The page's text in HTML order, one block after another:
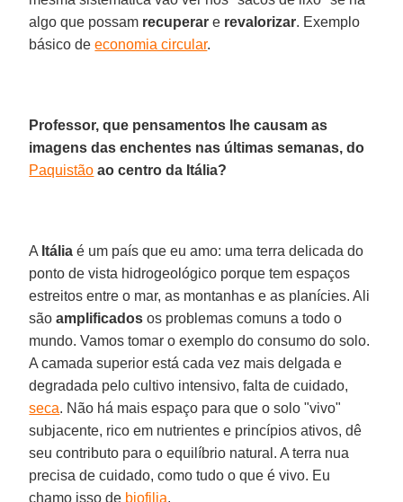
algo que possam recuperar e revalorizar. Exemplo
básico deeconomia circular.
Professor, que pensamentos lhe causam as
imagens das enchentes nas últimas semanas, do
Paquistão ao centro da Itália?
A Itália é um país que eu amo: uma terra delicada do
ponto de vista hidrogeológico porque tem espaços
estreitos entre o mar, as montanhas e as planícies. Ali
sãoamplificados os problemas comuns a todo o
mundo. Vamos tomar o exemplo do consumo do solo.
A camada superior está cada vez mais delgada e
degradada pelo cultivo intensivo, falta de cuidado,
seca. Não há mais espaço para que o solo "vivo"
subjacente, rico em nutrientes e princípios ativos, dê
seu contributo para o equilíbrio natural. A terra nua
precisa de cuidado, como tudo o que é vivo. Eu
chamo isso de biofilia.